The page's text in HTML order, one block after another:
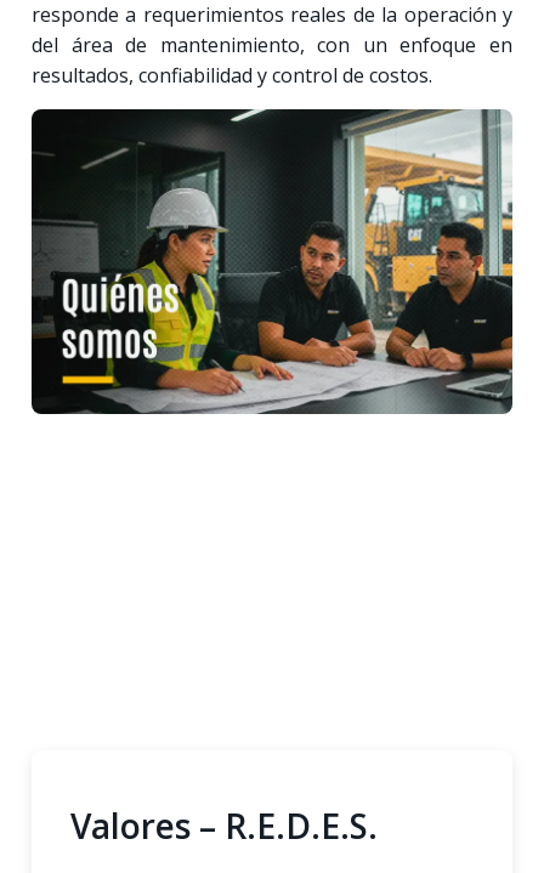
responde a requerimientos reales de la operación y
del área de mantenimiento, con un enfoque en
resultados, confiabilidad y control de costos.
Valores – R.E.D.E.S.